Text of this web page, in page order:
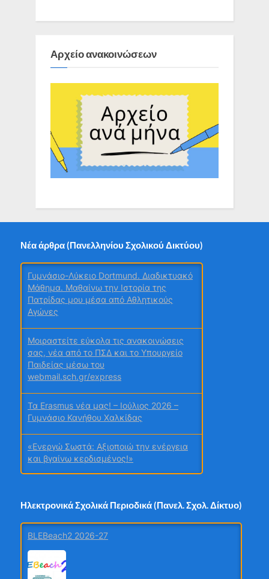
Αρχείο ανακοινώσεων
Νέα άρθρα (Πανελληνίου Σχολικού Δικτύου)
Μοιραστείτε εύκολα τις ανακοινώσεις
σας, νέα από το ΠΣΔ και το Υπουργείο
Παιδείας μέσω του
webmail.sch.gr/express
Τα Erasmus νέα μας! – Ιούλιος 2026 –
Γυμνάσιο Κανήθου Χαλκίδας
«Ενεργώ Σωστά: Αξιοποιώ την ενέργεια
και βγαίνω κερδισμένος!»
Σχολή Γονέων Γυμνασίου Κανήθου
Χαλκίδας
Ταξίδι γνώσης και συμπερίληψης στη
Βιέννη για εκπαιδευτικούς του 6ου
Awards 2026 για Σχολεία της Πέλλας
μας σε επιμορφωτική κινητικότητα
Ηλεκτρονικά Σχολικά Περιοδικά (Πανελ. Σχολ. Δίκτυο)
Εργασίες στον υπολογιστή